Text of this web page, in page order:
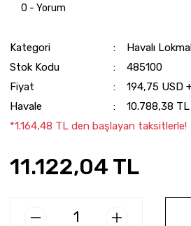
0 - Yorum
Kategori
Havalı
Stok Kodu
485100
Fiyat
194,75 USD
Havale
10.788,38
*1.164,48 TL den başlayan taksitlerle!
11.122,04 TL